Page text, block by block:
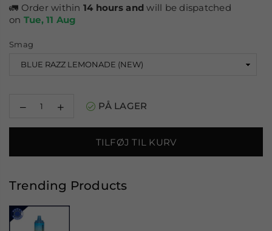
🚛 Order within 14 hours and will be dispatched
on Tue, 11 Aug
Smag
Reducer
for
Legend
Puffs
Disposable
Øg
for
Legend
Disposable
PÅ LAGER
TILFØJ TIL KURV
Trending Products